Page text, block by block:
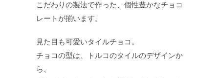
こだわりの製法で作った、個性豊かなチョコ
レートが揃います。
見た目も可愛いタイルチョコ。
チョコの型は、トルコのタイルのデザインか
ら、